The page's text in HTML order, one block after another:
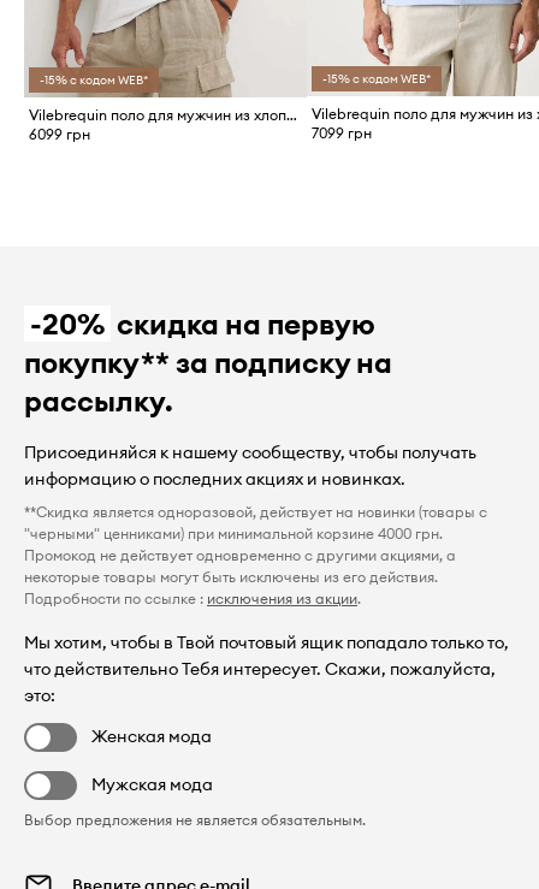
-15% с кодом WEB*
Vilebrequin поло для мужчин из хлопка PALATIN
6099 грн
-15% с кодом WEB*
7099 грн
-20% скидка на первую
покупку** за подписку на
рассылку.
Присоединяйся к нашему сообществу, чтобы получать
информацию о последних акциях и новинках.
**Скидка является одноразовой, действует на новинки (товары с
"черными" ценниками) при минимальной корзине 4000 грн.
Промокод не действует одновременно с другими акциями, а
некоторые товары могут быть исключены из его действия.
Подробности по ссылке : исключения из акции.
Мы хотим, чтобы в Твой почтовый ящик попадало только то,
что действительно Тебя интересует. Скажи, пожалуйста,
это:
Женская мода
Мужская мода
Выбор предложения не является обязательным.